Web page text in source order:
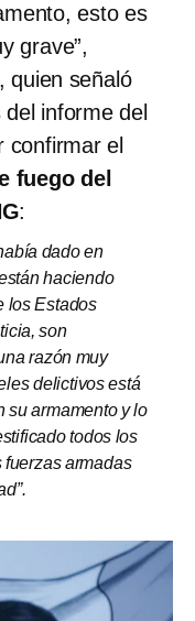
esto es
grave”,
quien señaló
informe del
confirmar el
fuego del
:
dado en
haciendo
los Estados
son
razón muy
delictivos está
su armamento y lo
todos los
fuerzas armadas